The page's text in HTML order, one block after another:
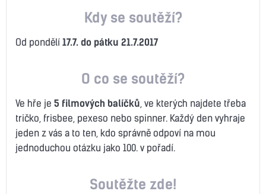
Kdy se soutěží?
Od pondělí 17.7. do pátku 21.7.2017
O co se soutěží?
Ve hře je 5 filmových balíčků , ve kterých najdete třeba
tričko, frisbee, pexeso nebo spinner. Každý den vyhraje
jeden z vás a to ten, kdo správně odpoví na mou
jednoduchou otázku jako 100. v pořadí.
Soutěžte zde!